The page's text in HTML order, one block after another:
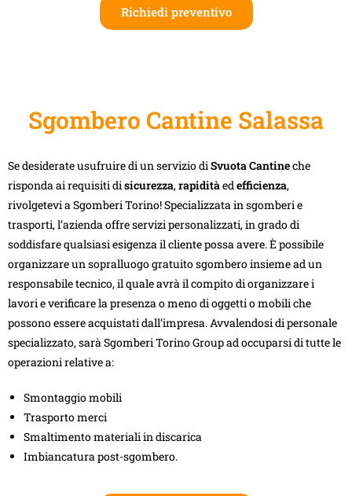
Richiedi preventivo
Sgombero Cantine Salassa
Se desiderate usufruire di un servizio diSvuota Cantineche
risponda ai requisiti disicurezza,rapiditàedefficienza,
rivolgetevi a Sgomberi Torino! Specializzata in sgomberi e
trasporti, l’azienda offre servizi personalizzati, in grado di
soddisfare qualsiasi esigenza il cliente possa avere. È possibile
organizzare un sopralluogo gratuito sgombero insieme ad un
responsabile tecnico, il quale avrà il compito di organizzare i
lavori e verificare la presenza o meno di oggetti o mobili che
possono essere acquistati dall’impresa. Avvalendosi di personale
specializzato, sarà Sgomberi Torino Group ad occuparsi di tutte le
operazioni relative a:
Smontaggio mobili
Trasporto merci
Smaltimento materiali in discarica
Imbiancatura post-sgombero.